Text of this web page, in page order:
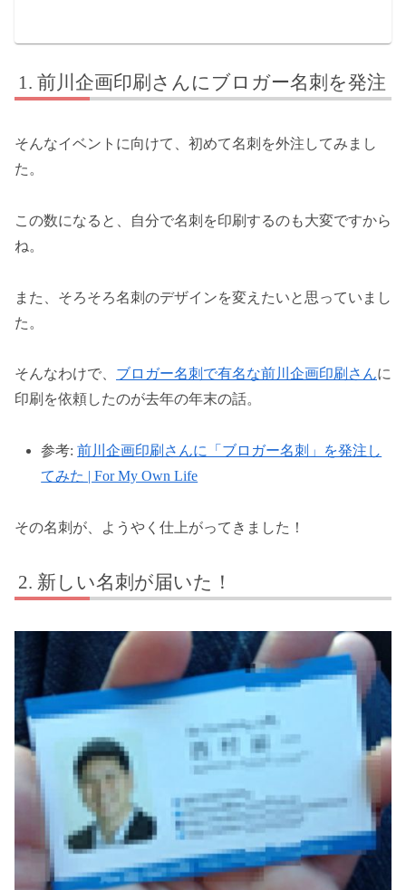
前川企画印刷さんにブロガー名刺を発注
そんなイベントに向けて、初めて名刺を外注してみまし
た。
この数になると、自分で名刺を印刷するのも大変ですから
ね。
また、そろそろ名刺のデザインを変えたいと思っていまし
た。
そんなわけで、 ブロガー名刺で有名な前川企画印刷さんに
印刷を依頼したのが去年の年末の話。
参考:前川企画印刷さんに「ブロガー名刺」を発注し
てみた | For My Own Life
その名刺が、ようやく仕上がってきました！
新しい名刺が届いた！